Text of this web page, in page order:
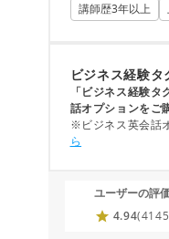
講師歴3年以上
ビジネス経験タ
「ビジネス経験
話オプションをご
※ビジネス英会話
ら
ユーザーの評
4.94